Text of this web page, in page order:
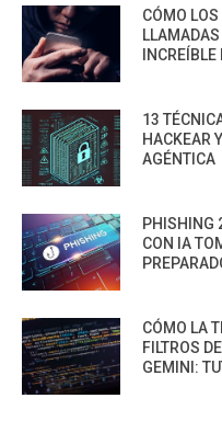
CÓMO
INCREÍBLE
13
HACKEAR
AGÉNTICA
PHISHING
CON IA
CÓMO LA
FILTROS
GEMINI: